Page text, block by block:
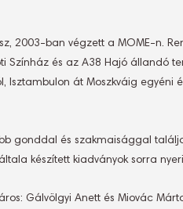
2003-ban végzett a MOME-n.
Színház és az A38 Hajó állandó
Isztambulon át Moszkváig egyéni
gonddal és szakmaisággal
készített kiadványok sorra
Gálvölgyi Anett és Miovác